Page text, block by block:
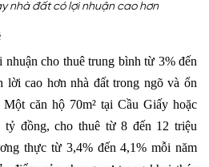
nhà đất có lợi nhuận cao hơn
cho thuê trung bình từ 3% đến
lời cao hơn nhà đất trong ngõ và ổn
căn hộ 70m² tại Cầu Giấy hoặc
tỷ đồng, cho thuê từ 8 đến 12 triệu
thực từ 3,4% đến 4,1% mỗi năm